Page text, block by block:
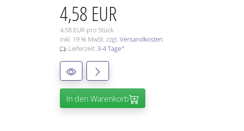
4,58 EUR
4,58 EUR pro Stück
inkl. 19 % MwSt. zzgl. Versandkosten
Lieferzeit: 3-4 Tage*
In den Warenkorb